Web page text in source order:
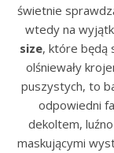
świetnie
wtedy na
size, które będą
olśniewały
puszystych, to
odpowiedni
dekoltem,
maskującymi